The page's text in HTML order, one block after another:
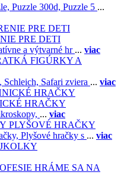
Puzzle 300d, Puzzle 5 ...
PRE DETI
a výtvarné hr ... viac
FIGÚRKY A
Schleich, Safari zviera ... viac
HRAČKY
... viac
PLYŠOVÉ HRAČKY
Plyšové hračky s ... viac
HRÁME SA NA